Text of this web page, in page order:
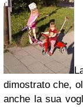
dimostrato che,
anche la sua